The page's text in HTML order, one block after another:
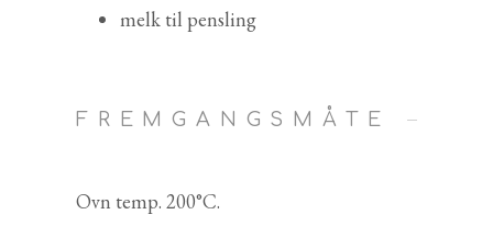
melk til pensling
FREMGANGSMÅTE
Ovn temp. 200°C.